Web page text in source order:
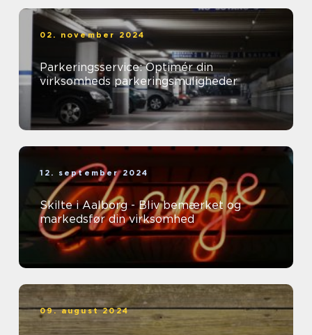
02. november 2024
Parkeringsservice: Optimér din
virksomheds parkeringsmuligheder
12. september 2024
Skilte i Aalborg - Bliv bemærket og
markedsfør din virksomhed
09. august 2024